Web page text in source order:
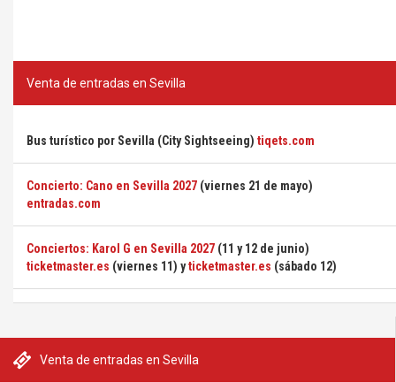
Venta de entradas en Sevilla
Venta de entradas en Sevilla
Bus turístico por Sevilla (City Sightseeing) tiqets.com
Concierto: Cano en Sevilla 2027 (viernes 21 de mayo)
entradas.com
Conciertos: Karol G en Sevilla 2027 (11 y 12 de junio)
ticketmaster.es (viernes 11) yticketmaster.es (sábado 12)